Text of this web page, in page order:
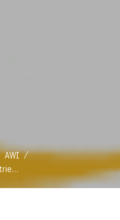
AWI /
AB033: Bergbauernbetriebe und Betriebe im benachteiligten Gebiet in Oberösterreich - Entwicklungen und ökonomische Perspektiven